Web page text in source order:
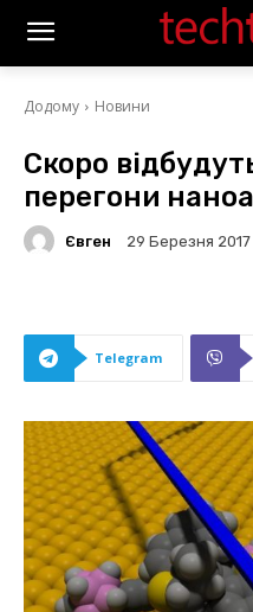
Додому Новини
Скоро
перегони
Євген 29 Березня 2017
Telegram